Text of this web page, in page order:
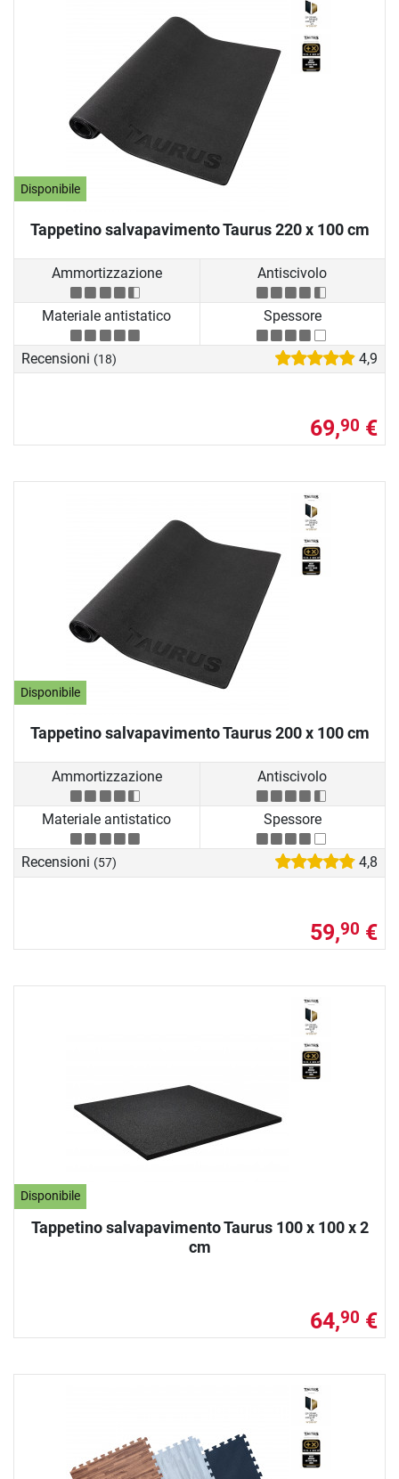
Disponibile
Tappetino salvapavimento Taurus 220 x 100 cm
Ammortizzazione Antiscivolo
Materiale antistatico Spessore
Recensioni (18) 4,9
69,90 €
Disponibile
Tappetino salvapavimento Taurus 200 x 100 cm
Ammortizzazione Antiscivolo
Materiale antistatico Spessore
Recensioni (57) 4,8
59,90 €
Disponibile
Tappetino salvapavimento Taurus 100 x 100 x 2
cm
64,90 €